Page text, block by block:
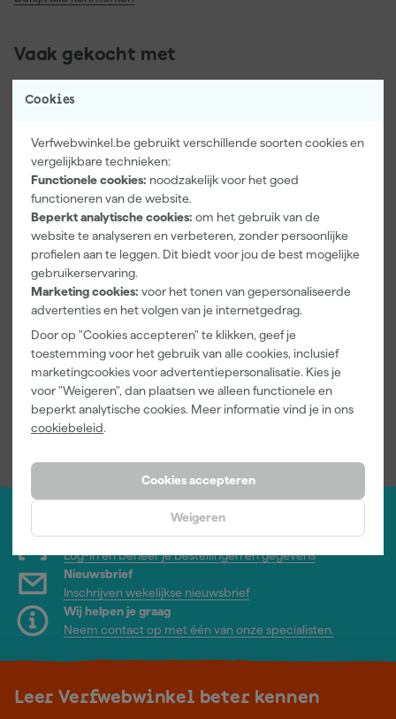
Cookies
Verfwebwinkel.be gebruikt verschillende soorten cookies en
vergelijkbare technieken:
Functionele cookies: noodzakelijk voor het goed
functioneren van de website.
Beperkt analytische cookies: om het gebruik van de
website te analyseren en verbeteren, zonder persoonlijke
profielen aan te leggen. Dit biedt voor jou de best mogelijke
gebruikerservaring.
Marketing cookies: voor het tonen van gepersonaliseerde
advertenties en het volgen van je internetgedrag.
Door op "Cookies accepteren" te klikken, geef je
toestemming voor het gebruik van alle cookies, inclusief
marketingcookies voor advertentiepersonalisatie. Kies je
voor "Weigeren", dan plaatsen we alleen functionele en
beperkt analytische cookies. Meer informatie vind je in ons
cookiebeleid.
Cookies accepteren
Weigeren
Vaak gekocht met
Paintura
Lucamax
Washi tape -
Morgen
bezorgd
99
incl. BTW
Ontvetter en
Verfreiniger –
0,5L
Morgen
bezorgd
Jouw account
Log-in en beheer je bestellingen en gegevens
Nieuwsbrief
Inschrijven wekelijkse nieuwsbrief
Wij helpen je graag
Neem contact op met één van onze specialisten.
Leer Verfwebwinkel beter kennen